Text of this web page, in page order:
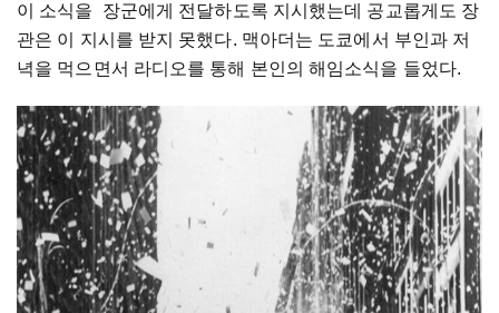
이 소식을 장군에게 전달하도록 지시했는데 공교롭게도 장
관은 이 지시를 받지 못했다. 맥아더는 도쿄에서 부인과 저
녁을 먹으면서 라디오를 통해 본인의 해임소식을 들었다.